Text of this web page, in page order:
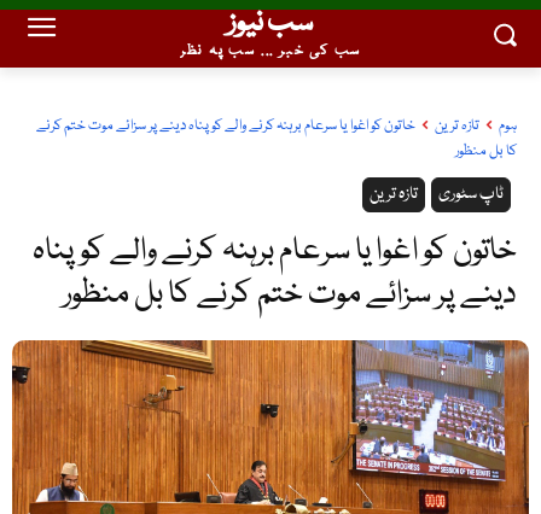
سب نیوز
سب کی خبر ... سب پہ نظر
ہوم تازہ ترین
خاتون کو اغوا یا سرعام برہنہ کرنے والے کو پناہ دینے پر سزائے موت ختم کرنے
کا بل منظور
تازہ ترین ٹاپ سٹوری
خاتون کو اغوا یا سرعام برہنہ کرنے والے کو پناہ
دینے پر سزائے موت ختم کرنے کا بل منظور